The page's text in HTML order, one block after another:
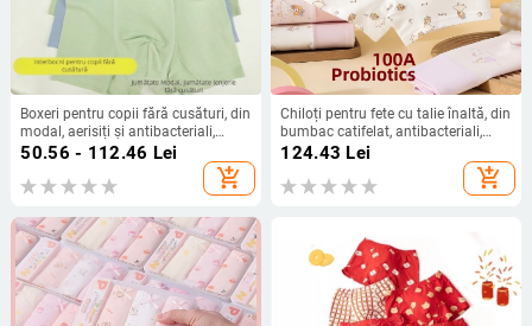
Boxeri pentru copii fără cusături, din
modal, aerisiți și antibacteriali,
conținut Modal 45–50%, pentru
50.56 - 112.46 Lei
add_shopping_cart
Chiloți pentru fete cu talie înaltă, din
bumbac catifelat, antibacteriali,
polilaktat, faza de creștere, velur
124.43 Lei
add_shopping_cart